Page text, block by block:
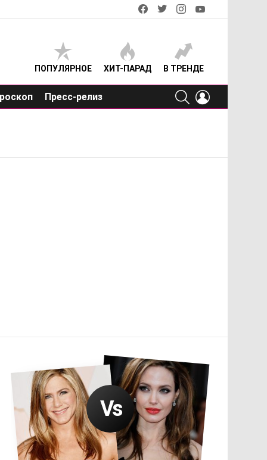
facebooktwitterinstagram
ПОПУЛЯРНОЕ ХИТ-ПАРАД В ТРЕНДЕ
Пресс-релиз
SEARCH